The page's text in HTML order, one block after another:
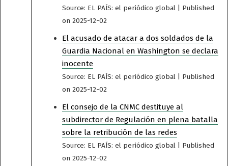
Source: EL PAÍS: el periódico global
Published
on 2025-12-02
El acusado de atacar a dos soldados de la
Guardia Nacional en Washington se declara
inocente
Source: EL PAÍS: el periódico global
Published
on 2025-12-02
El consejo de la CNMC destituye al
subdirector de Regulación en plena batalla
sobre la retribución de las redes
Source: EL PAÍS: el periódico global
Published
on 2025-12-02